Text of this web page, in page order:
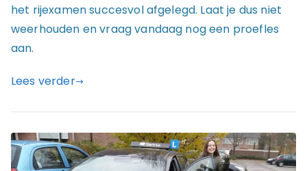
het rijexamen succesvol afgelegd. Laat je dus niet
weerhouden en vraag vandaag nog een proefles
aan.
Lees verder